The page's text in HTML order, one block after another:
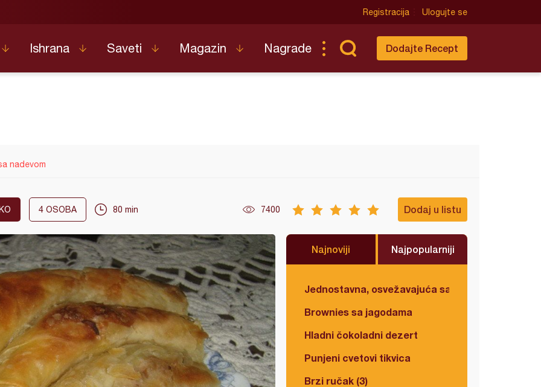
Registracija Ulogujte se
Ishrana Saveti Magazin Nagrade Dodajte Recept
nadevom
4 OSOBA 80 min 7400 Dodaj u listu
Najnoviji Najpopularniji
Jednostavna, osvežavajuća salata
Brownies sa jagodama
Hladni čokoladni dezert
Punjeni cvetovi tikvica
Brzi ručak (3)